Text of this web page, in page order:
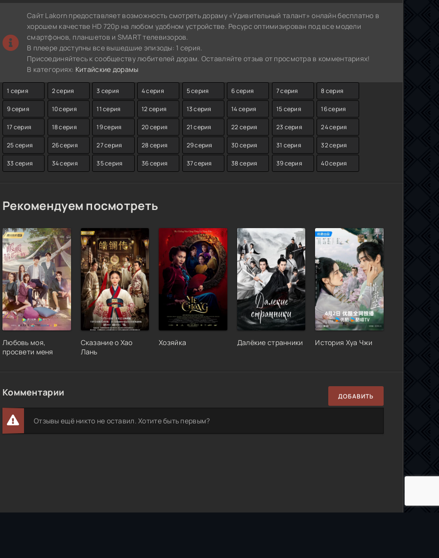
Сайт Lakorn предоставляет возможность смотреть дораму «Удивительный талант» онлайн бесплатно в
хорошем качестве HD 720p на любом удобном устройстве. Ресурс оптимизирован под все модели
смартфонов, планшетов и SMART телевизоров.
В плеере доступны все вышедшие эпизоды: 1 серия.
Присоединяйтесь к сообществу любителей дорам. Оставляйте отзыв от просмотра в комментариях!
В категориях: Китайские дорамы
1 серия 2 серия 3 серия 4 серия 5 серия 6 серия 7 серия 8 серия
9 серия 10 серия 11 серия 12 серия 13 серия 14 серия 15 серия 16 серия
17 серия 18 серия 19 серия 20 серия 21 серия 22 серия 23 серия 24 серия
25 серия 26 серия 27 серия 28 серия 29 серия 30 серия 31 серия 32 серия
33 серия 34 серия 35 серия 36 серия 37 серия 38 серия 39 серия 40 серия
Рекомендуем посмотреть
Любовь моя,
просвети меня
Сказание о Хао
Лань
Хозяйка Далёкие странники История Хуа Чжи
Комментарии ДОБАВИТЬ
Отзывы ещё никто не оставил. Хотите быть первым?